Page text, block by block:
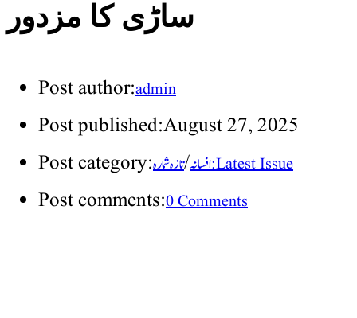
ساڑی کا مزدور
Post author:admin
Post published:August 27, 2025
Post category:
افسانہ/ تازہ شمارہ : Latest Issue
Post comments:0 Comments